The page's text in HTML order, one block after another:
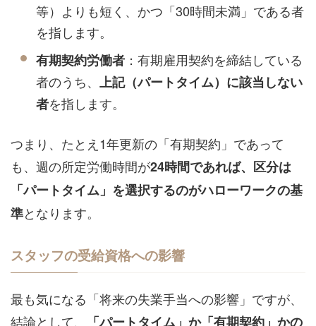
等）よりも短く、かつ「30時間未満」である者
を指します。
有期契約労働者 ：有期雇用契約を締結している
者のうち、 上記（パートタイム）に該当しない
者を指します。
つまり、たとえ1年更新の「有期契約」であって
も、週の所定労働時間が24時間であれば、区分は
「パートタイム」を選択するのがハローワークの基
準となります。
スタッフの受給資格への影響
最も気になる「将来の失業手当への影響」ですが、
結論として、
「パートタイム」か「有期契約」かの